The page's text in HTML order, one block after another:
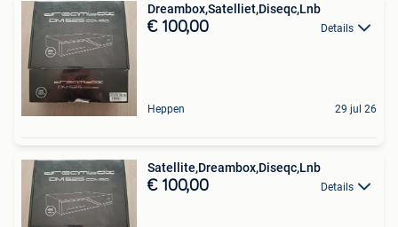
Dreambox,Satelliet,Diseqc,Lnb
€ 100,00 Details
Heppen 29 jul 26
Satellite,Dreambox,Diseqc,Lnb
€ 100,00 Details